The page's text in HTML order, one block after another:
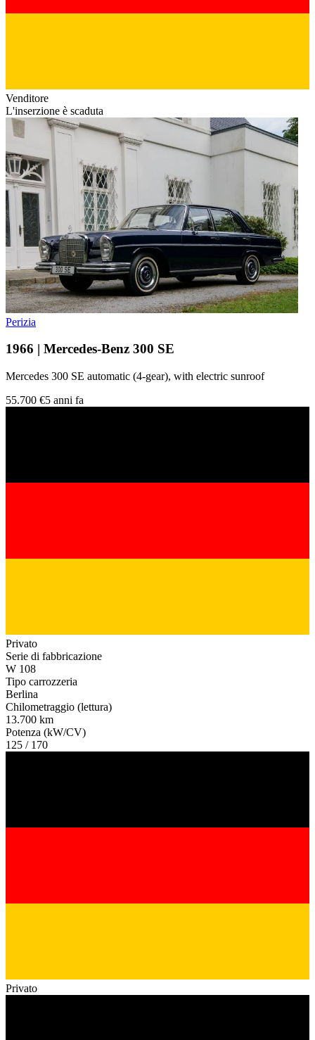
Venditore
L'inserzione è scaduta
Perizia
1966 | Mercedes-Benz 300 SE
Mercedes 300 SE automatic (4-gear), with electric sunroof
55.700 €5 anni fa
Privato
Serie di fabbricazione
W 108
Tipo carrozzeria
Berlina
Chilometraggio (lettura)
13.700 km
Potenza (kW/CV)
125 / 170
Privato